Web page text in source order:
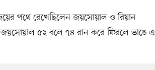
পথে রেখেছিলেন জয়সোয়াল ও রিয়ান
জয়সোয়াল ৫২ বলে ৭৪ রান করে ফিরলে ভাঙে এ